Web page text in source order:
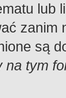
lub
są
na tym